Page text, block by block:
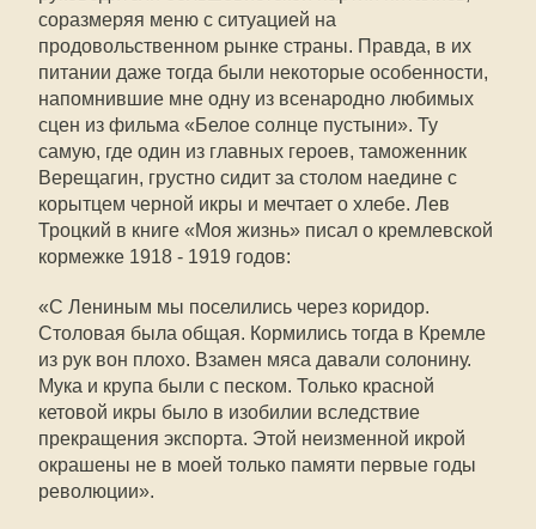
соразмеряя меню с ситуацией на
продовольственном рынке страны. Правда, в их
питании даже тогда были некоторые особенности,
напомнившие мне одну из всенародно любимых
сцен из фильма «Белое солнце пустыни». Ту
самую, где один из главных героев, таможенник
Верещагин, грустно сидит за столом наедине с
корытцем черной икры и мечтает о хлебе. Лев
Троцкий в книге «Моя жизнь» писал о кремлевской
кормежке 1918 - 1919 годов:
«С Лениным мы поселились через коридор.
Столовая была общая. Кормились тогда в Кремле
из рук вон плохо. Взамен мяса давали солонину.
Мука и крупа были с песком. Только красной
кетовой икры было в изобилии вследствие
прекращения экспорта. Этой неизменной икрой
окрашены не в моей только памяти первые годы
революции».